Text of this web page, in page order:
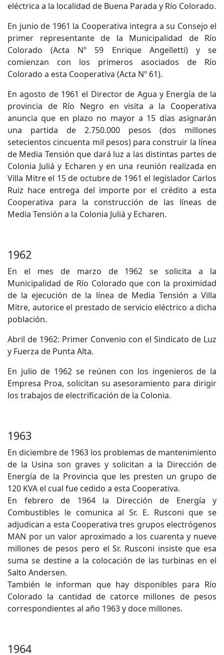
eléctrica a la localidad de Buena Parada y Río Colorado.
En junio de 1961 la Cooperativa integra a su Consejo el
primer representante de la Municipalidad de Río
Colorado (Acta Nº 59 Enrique Angelletti) y se
comienzan con los primeros asociados de Río
Colorado a esta Cooperativa (Acta Nº 61).
En agosto de 1961 el Director de Agua y Energía de la
provincia de Río Negro en visita a la Cooperativa
anuncia que en plazo no mayor a 15 días asignarán
una partida de 2.750.000 pesos (dos millones
setecientos cincuenta mil pesos) para construir la línea
de Media Tensión que dará luz a las distintas partes de
Colonia Juliá y Echaren y en una reunión realizada en
Villa Mitre el 15 de octubre de 1961 el legislador Carlos
Ruiz hace entrega del importe por el crédito a esta
Cooperativa para la construcción de las líneas de
Media Tensión a la Colonia Juliá y Echaren.
1962
En el mes de marzo de 1962 se solicita a la
Municipalidad de Río Colorado que con la proximidad
de la ejecución de la línea de Media Tensión a Villa
Mitre, autorice el prestado de servicio eléctrico a dicha
población.
Abril de 1962: Primer Convenio con el Sindicato de Luz
y Fuerza de Punta Alta.
En julio de 1962 se reúnen con los ingenieros de la
Empresa Proa, solicitan su asesoramiento para dirigir
los trabajos de electrificación de la Colonia.
1963
En diciembre de 1963 los problemas de mantenimiento
de la Usina son graves y solicitan a la Dirección de
Energía de la Provincia que les presten un grupo de
120 KVA el cual fue cedido a esta Cooperativa.
En febrero de 1964 la Dirección de Energía y
Combustibles le comunica al Sr. E. Rusconi que se
adjudican a esta Cooperativa tres grupos electrógenos
MAN por un valor aproximado a los cuarenta y nueve
millones de pesos pero el Sr. Rusconi insiste que esa
suma se destine a la colocación de las turbinas en el
Salto Andersen.
También le informan que hay disponibles para Río
Colorado la cantidad de catorce millones de pesos
correspondientes al año 1963 y doce millones.
1964